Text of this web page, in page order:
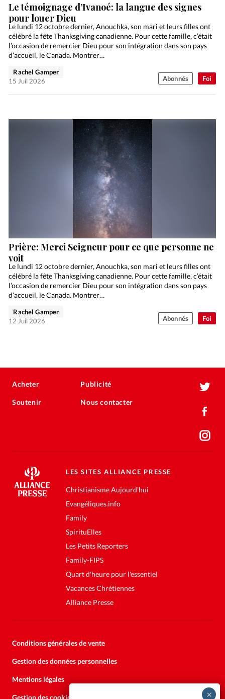
Foi
Le témoignage d’Ivanoé: la langue des signes
pour louer Dieu
Le lundi 12 octobre dernier, Anouchka, son mari et leurs filles ont
célébré la fête Thanksgiving canadienne. Pour cette famille, c’était
l’occasion de remercier Dieu pour son intégration dans son pays
d’accueil, le Canada. Montrer…
Rachel Gamper
15 Juil 2026
Abonnés
Foi
Prière: Merci Seigneur pour ce que personne ne
voit
Le lundi 12 octobre dernier, Anouchka, son mari et leurs filles ont
célébré la fête Thanksgiving canadienne. Pour cette famille, c’était
l’occasion de remercier Dieu pour son intégration dans son pays
d’accueil, le Canada. Montrer…
Rachel Gamper
12 Juil 2026
Abonnés
Acheter
Soutenir
Publicité
Nous contacter
LES SITES ALLIANCE PRESSE
Christianisme Aujourd'hui
Evangéliques.info
Family
SpirituElles
Les Petits Reporters
Family-FIPS
Quart d'heure pour l'essentiel
Vacances Chrétiennes
Alliance Presse
Conditions générales de vente
Gestion des données personnelles
Mentions légales